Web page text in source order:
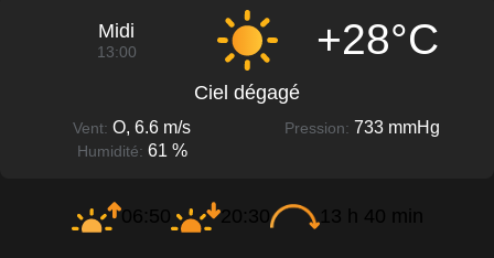
Midi
13:00 +28°C
Ciel dégagé
Vent: O, 6.6 m/s Pression: 733 mmHg
Humidité: 61 %
06:50 20:30 13 h 40 min